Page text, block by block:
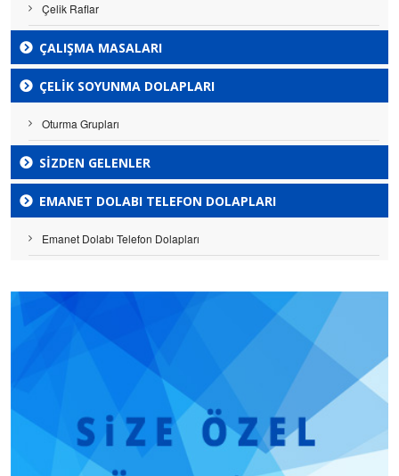
Çelik Raflar
ÇALIŞMA MASALARI
ÇELIK SOYUNMA DOLAPLARI
Oturma Grupları
SİZDEN GELENLER
EMANET DOLABI TELEFON DOLAPLARI
Emanet Dolabı Telefon Dolapları